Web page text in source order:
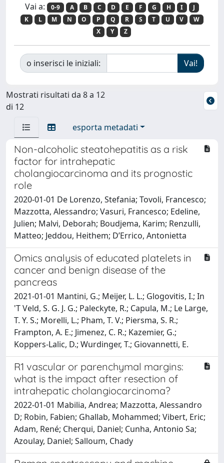
Vai a: 0-9 A B C D E F G H I
J
K
L M N O P Q R S T U V
W
X
Y Z
o inserisci le iniziali:
Mostrati risultati da 8 a 12
di 12
esporta metadati
Non-alcoholic steatohepatitis as a risk
factor for intrahepatic
cholangiocarcinoma and its prognostic
role
2020-01-01 De Lorenzo, Stefania; Tovoli, Francesco;
Mazzotta, Alessandro; Vasuri, Francesco; Edeline,
Julien; Malvi, Deborah; Boudjema, Karim; Renzulli,
Matteo; Jeddou, Heithem; D’Errico, Antonietta
Omics analysis of educated platelets in
cancer and benign disease of the
pancreas
2021-01-01 Mantini, G.; Meijer, L. L.; Glogovitis, I.; In
'T Veld, S. G. J. G.; Paleckyte, R.; Capula, M.; Le Large,
T. Y. S.; Morelli, L.; Pham, T. V.; Piersma, S. R.;
Frampton, A. E.; Jimenez, C. R.; Kazemier, G.;
Koppers-Lalic, D.; Wurdinger, T.; Giovannetti, E.
R1 vascular or parenchymal margins:
what is the impact after resection of
intrahepatic cholangiocarcinoma?
2022-01-01 Mabilia, Andrea; Mazzotta, Alessandro
D; Robin, Fabien; Ghallab, Mohammed; Vibert, Eric;
Adam, René; Cherqui, Daniel; Cunha, Antonio Sa;
Azoulay, Daniel; Salloum, Chady